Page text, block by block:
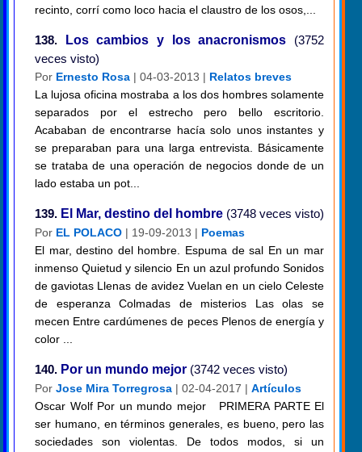
recinto, corrí como loco hacia el claustro de los osos,...
138. Los cambios y los anacronismos (3752
veces visto)
Por Ernesto Rosa | 04-03-2013 | Relatos breves
La lujosa oficina mostraba a los dos hombres solamente
separados por el estrecho pero bello escritorio.
Acababan de encontrarse hacía solo unos instantes y
se preparaban para una larga entrevista. Básicamente
se trataba de una operación de negocios donde de un
lado estaba un pot...
139. El Mar, destino del hombre (3748 veces visto)
Por EL POLACO | 19-09-2013 | Poemas
El mar, destino del hombre. Espuma de sal En un mar
inmenso Quietud y silencio En un azul profundo Sonidos
de gaviotas Llenas de avidez Vuelan en un cielo Celeste
de esperanza Colmadas de misterios Las olas se
mecen Entre cardúmenes de peces Plenos de energía y
color ...
140. Por un mundo mejor (3742 veces visto)
Por Jose Mira Torregrosa | 02-04-2017 | Artículos
Oscar Wolf Por un mundo mejor PRIMERA PARTE El
ser humano, en términos generales, es bueno, pero las
sociedades son violentas. De todos modos, si un